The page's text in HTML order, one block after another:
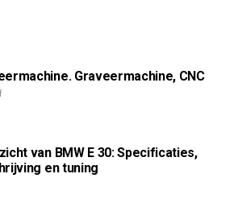
Graveermachine, CNC
van BMW E 30: Specificaties,
en tuning